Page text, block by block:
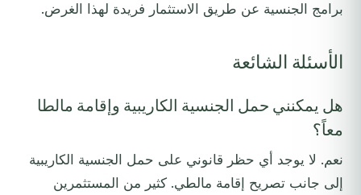
برامج الجنسية عن طريق الاستثمار فريدة لهذا الغرض.
الأسئلة الشائعة
هل يمكنني حمل الجنسية الكاريبية وإقامة مالطا
معاً؟
نعم. لا يوجد أي حظر قانوني على حمل الجنسية الكاريبية
إلى جانب تصريح إقامة مالطي. كثير من المستثمرين